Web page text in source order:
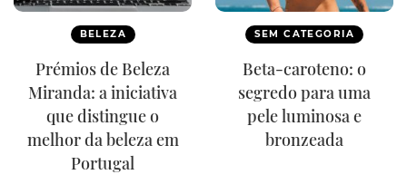
BELEZA
Prémios de Beleza
Miranda: a iniciativa
que distingue o
melhor da beleza em
Portugal
SEM CATEGORIA
Beta-caroteno: o
segredo para uma
pele luminosa e
bronzeada